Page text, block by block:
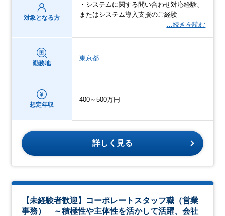
対象となる方
・システムに関する問い合わせ対応経験、
またはシステム導入支援のご経験
…続きを読む
勤務地
東京都
想定年収
400～500万円
詳しく見る
【未経験者歓迎】コーポレートスタッフ職（営業
事務） ～積極性や主体性を活かして活躍、会社